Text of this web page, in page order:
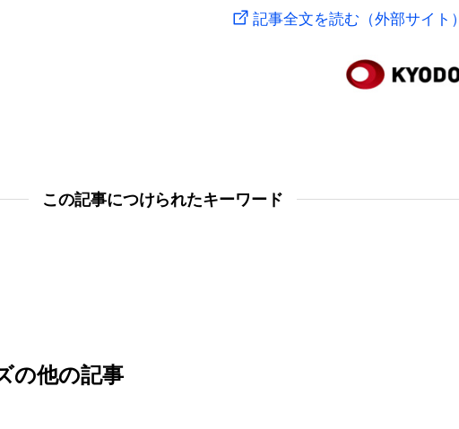
記事全文を読む（外部サイト）
この記事につけられたキーワード
の他の記事